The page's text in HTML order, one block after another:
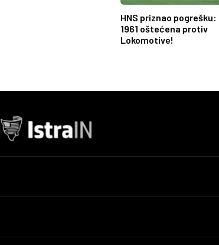
HNS priznao
1961 oštećena protiv
Lokomotive!